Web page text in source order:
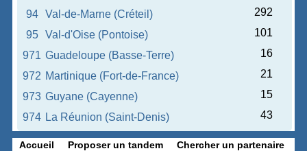
94
Val-de-Marne (Créteil)
292
95
Val-d'Oise (Pontoise)
101
971 Guadeloupe (Basse-Terre)
16
972 Martinique (Fort-de-France)
21
973 Guyane (Cayenne)
15
974 La Réunion (Saint-Denis) 43
Accueil Proposer un tandem
Chercher un partenaire